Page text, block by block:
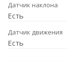
Датчик наклона
Есть
Датчик движения
Есть